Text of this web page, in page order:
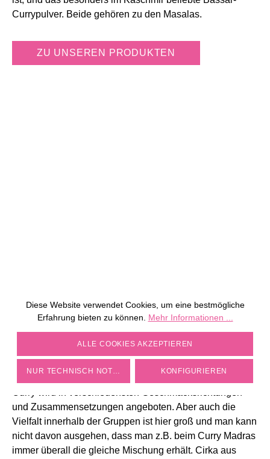
Currypulver. Beide gehören zu den Masalas.
ZU UNSEREN PRODUKTEN
CURRYPULVER UND SEINE
VIELFALT
und Zusammensetzungen angeboten. Aber auch die
Vielfalt innerhalb der Gruppen ist hier groß und man kann
nicht davon ausgehen, dass man z.B. beim Curry Madras
immer überall die gleiche Mischung erhält. Cirka aus
Diese Website verwendet Cookies, um eine bestmögliche
Erfahrung bieten zu können. Mehr Informationen ...
COOKIE-EINSTELLUNGEN
ALLE COOKIES AKZEPTIEREN
NUR TECHNISCH NOTWENDIGE KONFIGURIEREN